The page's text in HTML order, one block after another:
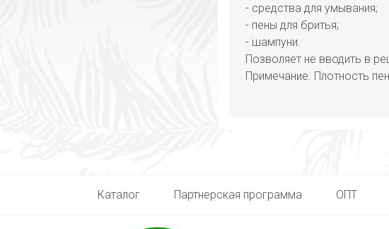
- средства для умывания;
- пены для бритья;
- шампуни.
Позволяет не вводить в
Примечание. Плотность
Каталог Партнерская программа ОПТ